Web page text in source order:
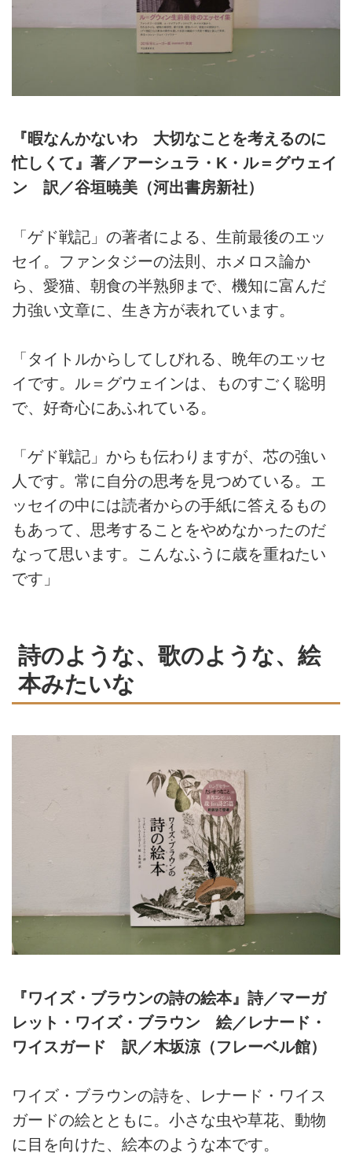
『暇なんかないわ 大切なことを考えるのに
忙しくて』著／アーシュラ・K・ル＝グウェイ
ン 訳／谷垣暁美（河出書房新社）
「ゲド戦記」の著者による、生前最後のエッ
セイ。ファンタジーの法則、ホメロス論か
ら、愛猫、朝食の半熟卵まで、機知に富んだ
力強い文章に、生き方が表れています。
「タイトルからしてしびれる、晩年のエッセ
イです。ル＝グウェインは、ものすごく聡明
で、好奇心にあふれている。
「ゲド戦記」からも伝わりますが、芯の強い
人です。常に自分の思考を見つめている。エ
ッセイの中には読者からの手紙に答えるもの
もあって、思考することをやめなかったのだ
なって思います。こんなふうに歳を重ねたい
です」
詩のような、歌のような、絵
本みたいな
『ワイズ・ブラウンの詩の絵本』詩／マーガ
レット・ワイズ・ブラウン 絵／レナード・
ワイスガード 訳／木坂涼（フレーベル館）
ワイズ・ブラウンの詩を、レナード・ワイス
ガードの絵とともに。小さな虫や草花、動物
に目を向けた、絵本のような本です。